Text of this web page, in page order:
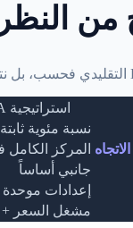
استراتيجية DCA التقليدية
نسبة مئوية ثابتة
المركز
جانبي أساساً
إعدادات
مشغل السعر